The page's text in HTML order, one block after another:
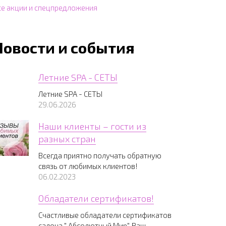
акции и спецпредложения
и события
Летние SPA - СЕТЫ
Летние SPA - СЕТЫ
29.06.2026
Наши клиенты – гости из
разных стран
Всегда приятно получать обратную
связь от любимых клиентов!
06.02.2023
Обладатели сертификатов!
Счастливые обладатели сертификатов